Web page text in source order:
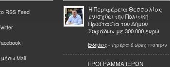
RSS Feed
Mail
Η Περιφέρεια Θεσσαλίας
ενισχύει την Πολιτική
Προστασία του Δήμου
Σοφάδων με 300.000 ευρώ
Ειδήσεις - 1ημέρα 8 ώρες πιο πριν
ΠΡΟΓΡΑΜΜΑ ΙΕΡΩΝ